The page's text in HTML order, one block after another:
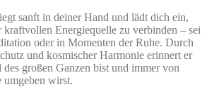
sanft in deiner Hand und lädt dich ein,
kraftvollen Energiequelle zu verbinden – sei
oder in Momenten der Ruhe. Durch
und kosmischer Harmonie erinnert er
des großen Ganzen bist und immer von
umgeben wirst.